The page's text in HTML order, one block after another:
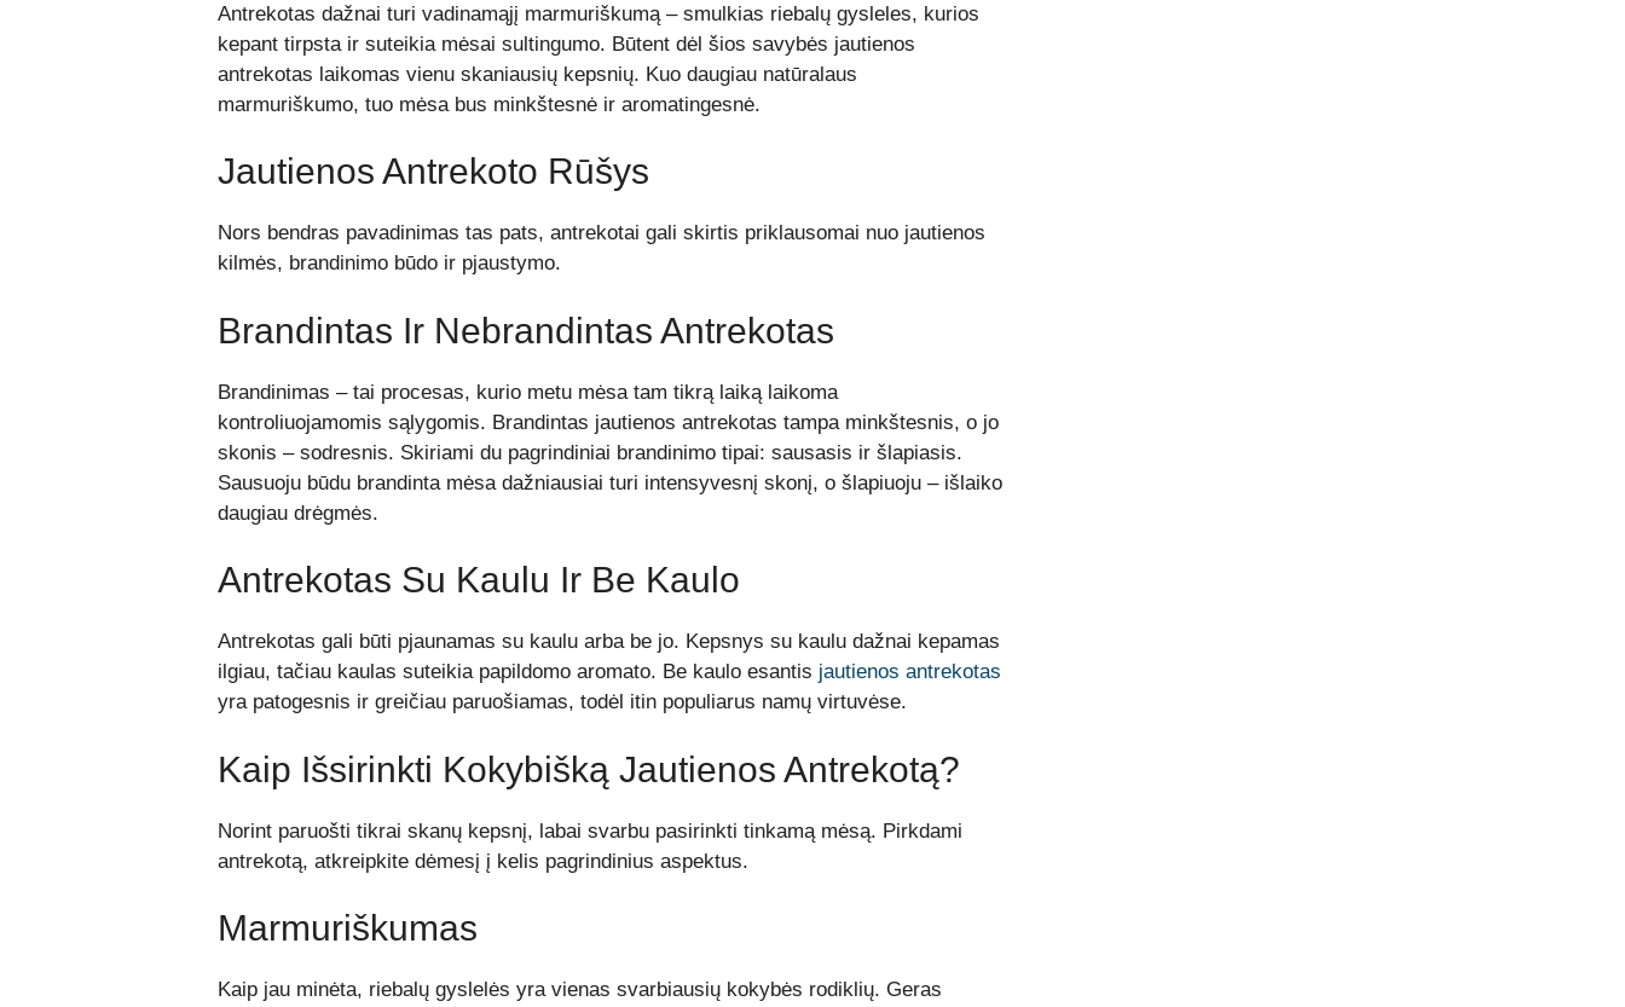
Antrekotas dažnai turi vadinamąjį marmuriškumą – smulkias riebalų gysleles, kurios
kepant tirpsta ir suteikia mėsai sultingumo. Būtent dėl šios savybės jautienos
antrekotas laikomas vienu skaniausių kepsnių. Kuo daugiau natūralaus
marmuriškumo, tuo mėsa bus minkštesnė ir aromatingesnė.
Jautienos Antrekoto Rūšys
Nors bendras pavadinimas tas pats, antrekotai gali skirtis priklausomai nuo jautienos
kilmės, brandinimo būdo ir pjaustymo.
Brandintas Ir Nebrandintas Antrekotas
Brandinimas – tai procesas, kurio metu mėsa tam tikrą laiką laikoma
kontroliuojamomis sąlygomis. Brandintas jautienos antrekotas tampa minkštesnis, o jo
skonis – sodresnis. Skiriami du pagrindiniai brandinimo tipai: sausasis ir šlapiasis.
Sausuoju būdu brandinta mėsa dažniausiai turi intensyvesnį skonį, o šlapiuoju – išlaiko
daugiau drėgmės.
Antrekotas Su Kaulu Ir Be Kaulo
Antrekotas gali būti pjaunamas su kaulu arba be jo. Kepsnys su kaulu dažnai kepamas
ilgiau, tačiau kaulas suteikia papildomo aromato. Be kaulo esantis jautienos antrekotas
yra patogesnis ir greičiau paruošiamas, todėl itin populiarus namų virtuvėse.
Kaip Išsirinkti Kokybišką Jautienos Antrekotą?
Norint paruošti tikrai skanų kepsnį, labai svarbu pasirinkti tinkamą mėsą. Pirkdami
antrekotą, atkreipkite dėmesį į kelis pagrindinius aspektus.
Marmuriškumas
Kaip jau minėta, riebalų gyslelės yra vienas svarbiausių kokybės rodiklių. Geras